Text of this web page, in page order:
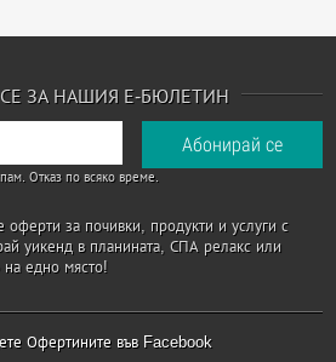
ЗА НАШИЯ Е-БЮЛЕТИН
Отказ по всяко време.
оферти за почивки, продукти и услуги с
уикенд в планината, СПА релакс или
на едно място!
Офертините във Facebook